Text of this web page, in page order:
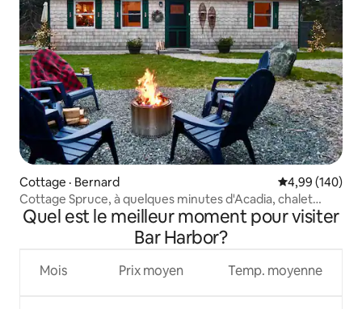
Cottage · Bernard Note
4,99 (140)
Cottage Spruce, à quelques minutes d'Acadia, chalet
confortable
Quel est le meilleur moment pour visiter
Bar Harbor?
Mois Prix moyen Temp. moyenne